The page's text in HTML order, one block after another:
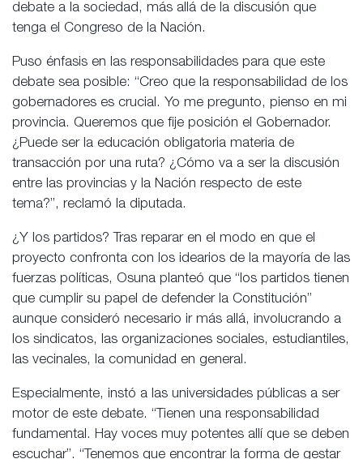
debate a la sociedad, más allá de la discusión que
tenga el Congreso de la Nación.
Puso énfasis en las responsabilidades para que este
debate sea posible: “Creo que la responsabilidad de los
gobernadores es crucial. Yo me pregunto, pienso en mi
provincia. Queremos que fije posición el Gobernador.
¿Puede ser la educación obligatoria materia de
transacción por una ruta? ¿Cómo va a ser la discusión
entre las provincias y la Nación respecto de este
tema?”, reclamó la diputada.
¿Y los partidos? Tras reparar en el modo en que el
proyecto confronta con los idearios de la mayoría de las
fuerzas políticas, Osuna planteó que “los partidos tienen
que cumplir su papel de defender la Constitución”
aunque consideró necesario ir más allá, involucrando a
los sindicatos, las organizaciones sociales, estudiantiles,
las vecinales, la comunidad en general.
Especialmente, instó a las universidades públicas a ser
motor de este debate. “Tienen una responsabilidad
fundamental. Hay voces muy potentes allí que se deben
escuchar”. “Tenemos que encontrar la forma de gestar